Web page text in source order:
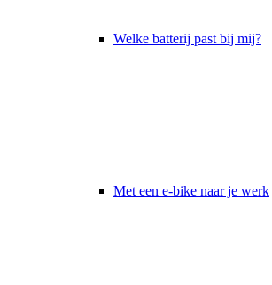
Welke batterij past bij mij?
Met een e-bike naar je werk